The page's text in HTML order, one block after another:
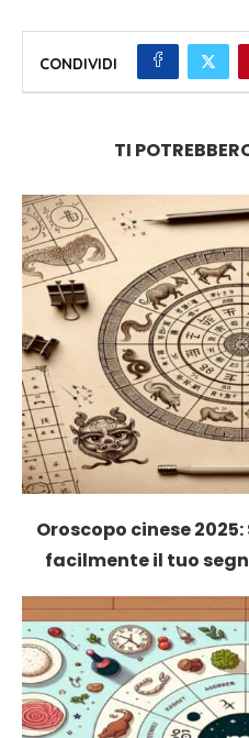
CONDIVIDI
TI
Oroscopo cinese
facilmente il tuo